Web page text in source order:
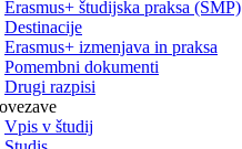
Erasmus+ študijska praksa (SMP)
Destinacije
Erasmus+ izmenjava in praksa
Pomembni dokumenti
Drugi razpisi
Vpis v študij